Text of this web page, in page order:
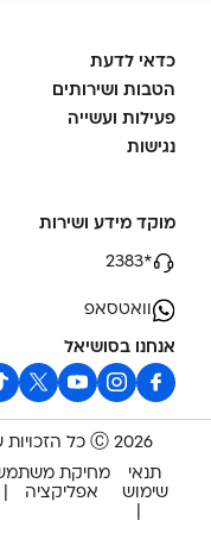
כדאי לדעת
הטבות ושירותים
פעילות ועשייה
נגישות
מוקד מידע ושירות
*2383
וואטסאפ
אנחנו בסושיאל
2026 Ⓒ כל הזכויות שמורות להסתדרות הכללית החדשה
תנאי
שימוש
מחיקת
אפליקציה